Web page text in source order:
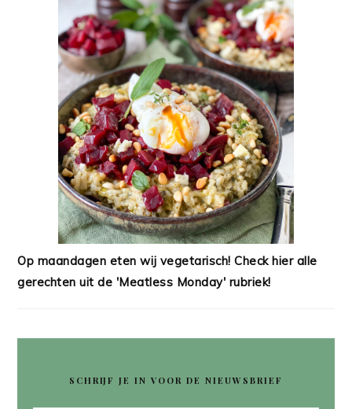
Op maandagen eten wij vegetarisch! Check hier alle
gerechten uit de 'Meatless Monday' rubriek!
SCHRIJF JE IN VOOR DE NIEUWSBRIEF